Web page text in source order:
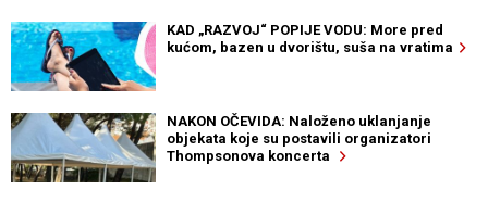
KAD „RAZVOJ“ POPIJE VODU: More pred
kućom, bazen u dvorištu, suša na vratima
NAKON OČEVIDA: Naloženo uklanjanje
objekata koje su postavili organizatori
Thompsonova koncerta